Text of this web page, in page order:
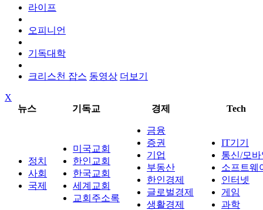
라이프
오피니언
기독대학
크리스천 잡스 동영상 더보기
X
뉴스
기독교 경제 Tech
정치
사회
국제
미국교회
한인교회
한국교회
세계교회
교회주소록
금융
증권
기업
부동산
한인경제
글로벌경제
생활경제
IT기기
통신/모
소프트웨
인터넷
게임
과학